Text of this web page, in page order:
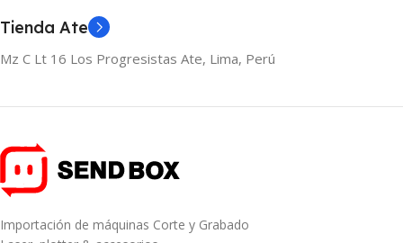
Tienda Ate
Mz C Lt 16 Los Progresistas Ate, Lima, Perú
Importación de máquinas Corte y Grabado